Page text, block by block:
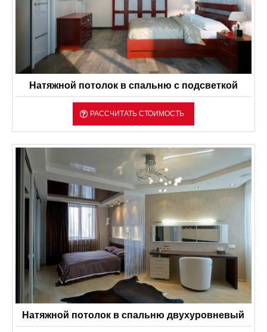
Натяжной потолок в спальню с подсветкой
РАССЧИТАТЬ СТОИМОСТЬ
Натяжной потолок в спальню двухуровневый